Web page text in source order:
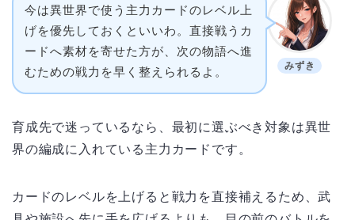
みずき
今は異世界で使う主力カードのレベル上
げを優先しておくといいわ。直接戦うカ
ードへ素材を寄せた方が、次の物語へ進
むための戦力を早く整えられるよ。
育成先で迷っているなら、最初に選ぶべき対象は異世
界の編成に入れている主力カードです。
カードのレベルを上げると戦力を直接補えるため、武